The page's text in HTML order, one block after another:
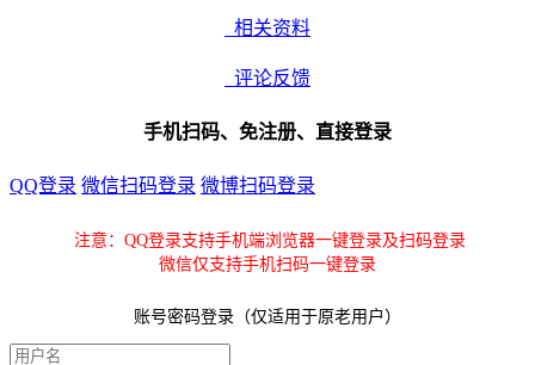
相关资料
评论反馈
手机扫码、免注册、直接登录
QQ登录 微信扫码登录 微博扫码登录
注意：QQ登录支持手机端浏览器一键登录及扫码登录
微信仅支持手机扫码一键登录
账号密码登录（仅适用于原老用户）